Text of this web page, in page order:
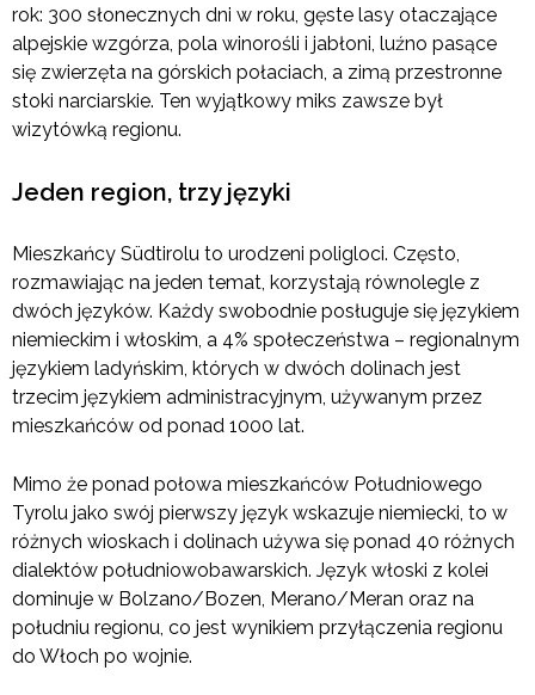
rok: 300 słonecznych dni w roku, gęste lasy otaczające
alpejskie wzgórza, pola winorośli i jabłoni, luźno pasące
się zwierzęta na górskich połaciach, a zimą przestronne
stoki narciarskie. Ten wyjątkowy miks zawsze był
wizytówką regionu.
Jeden region, trzy języki
Mieszkańcy Südtirolu to urodzeni poligloci. Często,
rozmawiając na jeden temat, korzystają równolegle z
dwóch języków. Każdy swobodnie posługuje się językiem
niemieckim i włoskim, a 4% społeczeństwa – regionalnym
językiem ladyńskim, których w dwóch dolinach jest
trzecim językiem administracyjnym, używanym przez
mieszkańców od ponad 1000 lat.
Mimo że ponad połowa mieszkańców Południowego
Tyrolu jako swój pierwszy język wskazuje niemiecki, to w
różnych wioskach i dolinach używa się ponad 40 różnych
dialektów południowobawarskich. Język włoski z kolei
dominuje w Bolzano/Bozen, Merano/Meran oraz na
południu regionu, co jest wynikiem przyłączenia regionu
do Włoch po wojnie.